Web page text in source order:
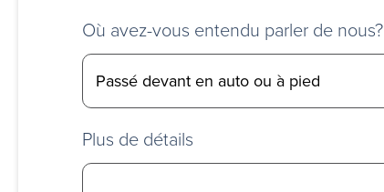
Où avez-vous entendu parler de nous?
Plus de détails